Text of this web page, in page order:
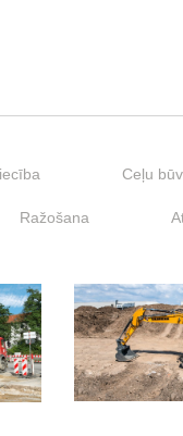
Ceļu
Ražošana